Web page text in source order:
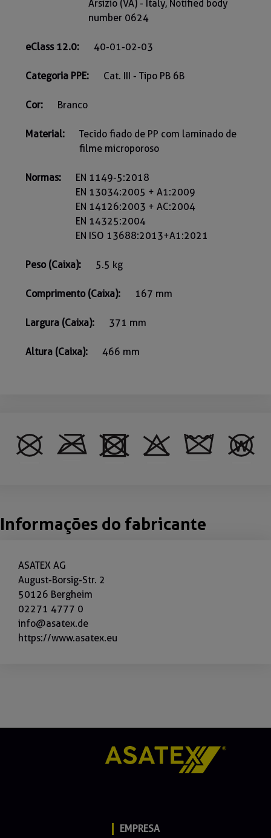
Arsizio (VA) - Italy, Notified body
number 0624
eClass 12.0: 40-01-02-03
Categoria PPE: Cat. III - Tipo PB 6B
Cor: Branco
Material:
Tecido fiado de PP com laminado de
filme microporoso
Normas:
EN 1149-5:2018
EN 13034:2005 + A1:2009
EN 14126:2003 + AC:2004
EN 14325:2004
EN ISO 13688:2013+A1:2021
Peso (Caixa): 5.5 kg
Comprimento (Caixa): 167 mm
Largura (Caixa): 371 mm
Altura (Caixa): 466 mm
Informações do fabricante
ASATEX AG
August-Borsig-Str. 2
50126 Bergheim
02271 4777 0
info@asatex.de
https://www.asatex.eu
EMPRESA